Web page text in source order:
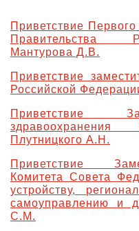
зал
5
+7
(495)
477-
О выставке
Партнеры выставки
Крокус Экспо
Даты будущих выставок
Для участников
Для посетителей
Приветствие
Правительства
Мантурова Д.В.
Приветствие
Российской
Приветствие
здравоохранения
Плутницкого А.Н.
Приветствие
Комитета Совета
устройству,
самоуправлению и
С.М.